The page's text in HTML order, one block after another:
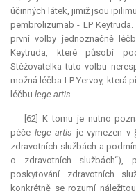
účinných látek, jimiž jsou
pembrolizumab - LP
první volby jednoznačně
Keytruda, které působí
Stěžovatelka tuto volbu
možná léčba LP Yervoy, která
léčbu lege artis.
[62] K tomu je nutno
péče lege artis je vymezen v
zdravotních službách a
o zdravotních
poskytování zdravotních
konkrétně se rozumí